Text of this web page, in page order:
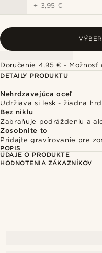
+ 3,95 €
Doručenie 4,95 € -
DETAILY PRODUKTU
Nehrdzavejúca oceľ
Udržiava si lesk - žiadna
Bez niklu
Zabraňuje podráždeniu a
Zosobnite to
Pridajte gravírovanie pre
POPIS
ÚDAJE O PRODUKTE
HODNOTENIA ZÁKAZNÍKOV